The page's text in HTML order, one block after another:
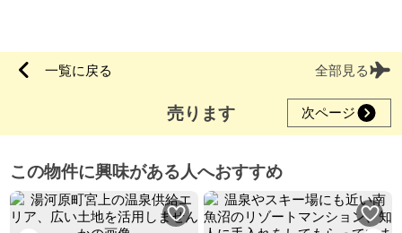
一覧に戻る 全部見る
売ります 次ページ
この物件に興味がある人へおすすめ